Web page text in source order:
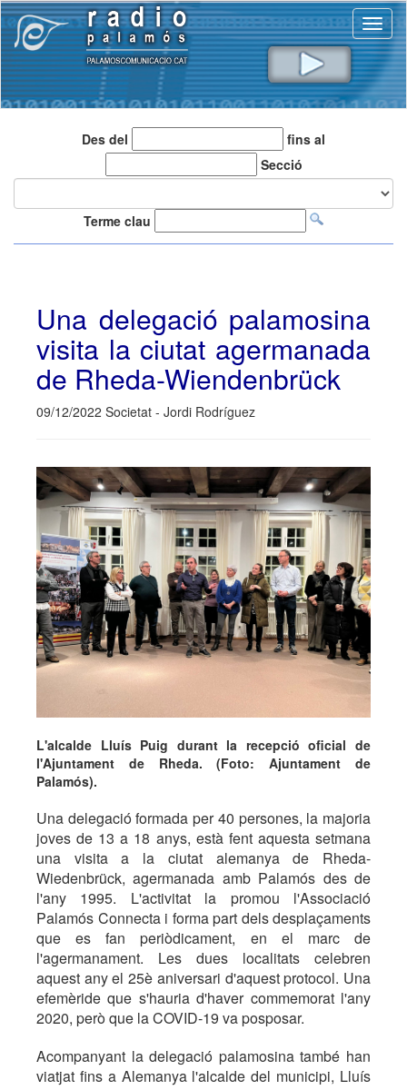
Des del
fins al
Secció
Terme clau
Una delegació palamosina
visita la ciutat agermanada
de Rheda-Wiendenbrück
09/12/2022 Societat - Jordi Rodríguez
L'alcalde Lluís Puig durant la recepció oficial de
l'Ajuntament de Rheda. (Foto: Ajuntament de
Palamós).
Una delegació formada per 40 persones, la majoria
joves de 13 a 18 anys, està fent aquesta setmana
una visita a la ciutat alemanya de Rheda-
Wiedenbrück, agermanada amb Palamós des de
l'any 1995. L'activitat la promou l'Associació
Palamós Connecta i forma part dels desplaçaments
que es fan periòdicament, en el marc de
l'agermanament. Les dues localitats celebren
aquest any el 25è aniversari d'aquest protocol. Una
efemèride que s'hauria d'haver commemorat l'any
2020, però que la COVID-19 va posposar.
Acompanyant la delegació palamosina també han
viatjat fins a Alemanya l'alcalde del municipi, Lluís